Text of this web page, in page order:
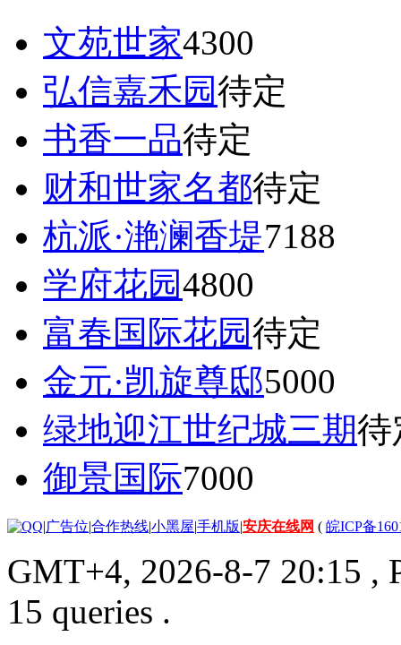
文苑世家4300
弘信嘉禾园待定
书香一品待定
财和世家名都待定
杭派·滟澜香堤7188
学府花园4800
富春国际花园待定
金元·凯旋尊邸5000
绿地迎江世纪城三期待
御景国际7000
|广告位|合作热线|小黑屋|手机版|安庆在线网 ( 皖ICP备
GMT+4, 2026-8-7 20:15 ,
15 queries .